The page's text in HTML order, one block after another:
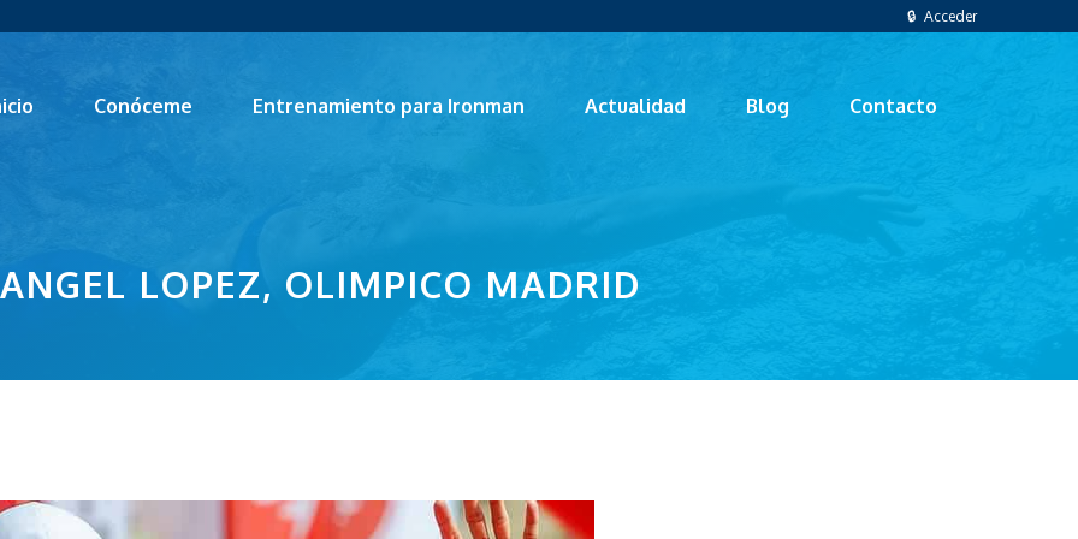
🔒 Acceder
Conóceme Entrenamiento para Ironman Actualidad Blog Contacto
ANGEL LOPEZ, OLIMPICO MADRID